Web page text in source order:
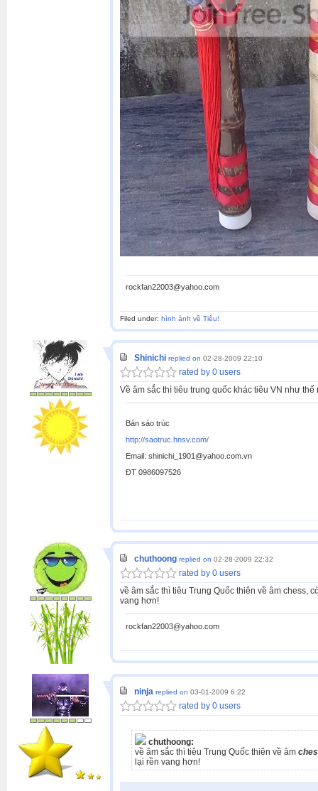
rockfan22003@yahoo.com
Filed under: hình ảnh về Tiêu!
Shinichi replied on 02-28-2009 22:10
rated by 0 users
Về âm sắc thì tiêu trung quốc khác tiêu VN như thế
Bán sáo trúc
http://saotruc.hnsv.com/
Email: shinichi_1901@yahoo.com.vn
ĐT 0986097526
chuthoong replied on 02-28-2009 22:32
rated by 0 users
về âm sắc thì tiêu Trung Quốc thiên về âm chess,
vang hơn!
rockfan22003@yahoo.com
ninja replied on 03-01-2009 6:22
rated by 0 users
chuthoong:
về âm sắc thì tiêu Trung Quốc thiên về âm
lại rền vang hơn!